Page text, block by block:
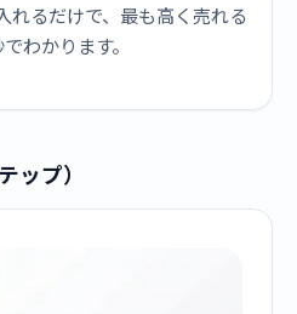
れるだけで、最も高く売れる
わかります。
ップ）